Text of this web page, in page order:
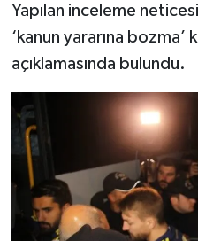
Yapılan inceleme
‘kanun yararına bozma’
açıklamasında bulundu.